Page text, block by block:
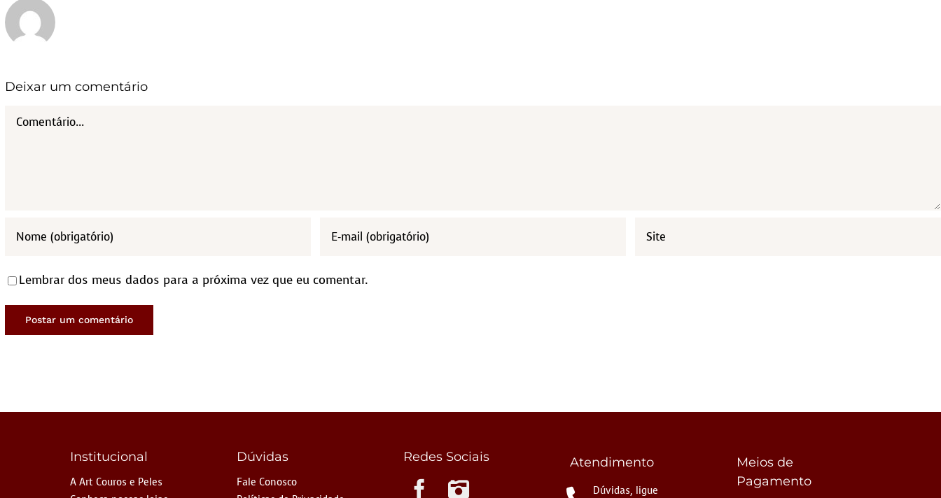
Deixar um comentário
Comentário
Lembrar dos meus dados para a próxima vez que eu comentar.
Institucional
A Art Couros e Peles
Dúvidas
Fale Conosco
Redes Sociais Atendimento
Dúvidas, ligue
Meios de
Pagamento